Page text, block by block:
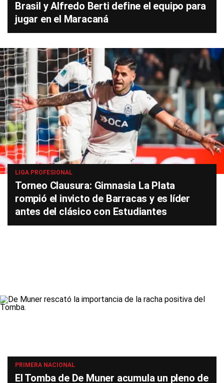
Brasil y Alfredo Berti define el equipo para
jugar en el Maracaná
LIGA PROFESIONAL
Torneo Clausura: Gimnasia La Plata
rompió el invicto de Barracas y es líder
antes del clásico con Estudiantes
PRIMERA NACIONAL
El Tomba de De Muner acumula un pleno de